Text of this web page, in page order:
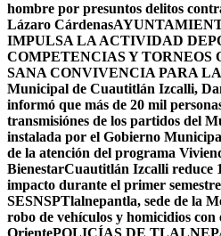
hombre por presuntos delitos
Lázaro Cárdenas
IMPULSA LA ACTIVIDAD
COMPETENCIAS Y TORNEOS
SANA CONVIVENCIA PARA
Municipal de Cuautitlán Izcalli,
informó que más de 20 mil
transmisiónes de los partidos del
instalada por el Gobierno
de la atención del programa
BienestarCuautitlán Izcalli reduce
impacto durante el primer
SESNSPTlalnepantla, sede de la
robo de vehículos y homicidios
OrientePOLICÍAS DE